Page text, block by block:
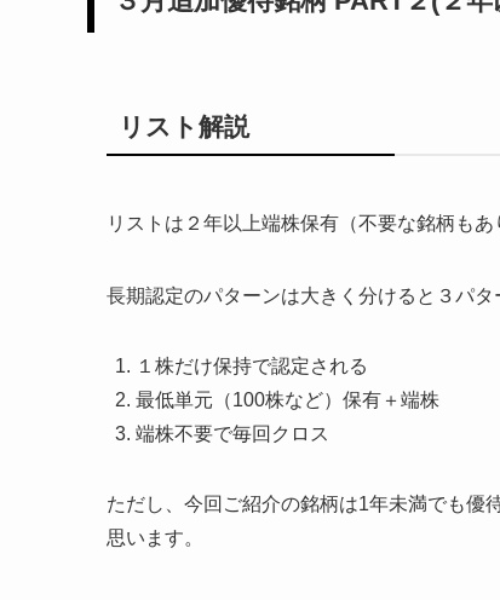
リスト解説
リストは２年以上端株保有（不要な銘柄も
長期認定のパターンは大きく分けると３パタ
１株だけ保持で認定される
最低単元（100株など）保有＋端株
端株不要で毎回クロス
ただし、今回ご紹介の銘柄は1年未満でも優
思います。